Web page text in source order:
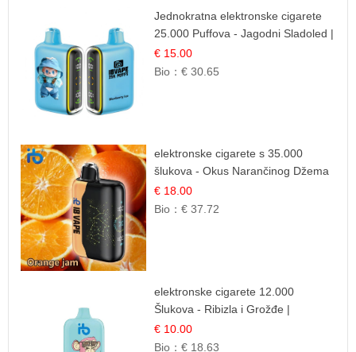
Jednokratna elektronske cigarete
25.000 Puffova - Jagodni Sladoled |
Kremasta Slatka Okus
€ 15.00
Bio：€ 30.65
elektronske cigarete s 35.000
šlukova - Okus Narančinog Džema
| Dugotrajno Iskustvo
€ 18.00
Bio：€ 37.72
elektronske cigarete 12.000
Šlukova - Ribizla i Grožđe |
Elegantna Voćna Kombinacija
€ 10.00
Bio：€ 18.63